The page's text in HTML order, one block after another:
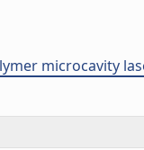
microcavity